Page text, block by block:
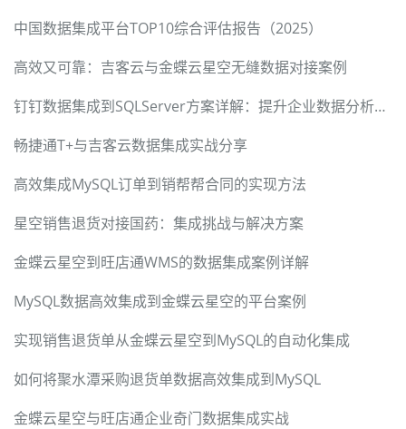
中国数据集成平台TOP10综合评估报告（2025）
高效又可靠：吉客云与金蝶云星空无缝数据对接案例
钉钉数据集成到SQLServer方案详解：提升企业数据分析效率
畅捷通T+与吉客云数据集成实战分享
高效集成MySQL订单到销帮帮合同的实现方法
星空销售退货对接国药：集成挑战与解决方案
金蝶云星空到旺店通WMS的数据集成案例详解
MySQL数据高效集成到金蝶云星空的平台案例
实现销售退货单从金蝶云星空到MySQL的自动化集成
如何将聚水潭采购退货单数据高效集成到MySQL
金蝶云星空与旺店通企业奇门数据集成实战